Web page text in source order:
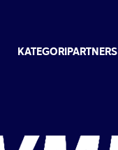
KATEGORIPARTNERS